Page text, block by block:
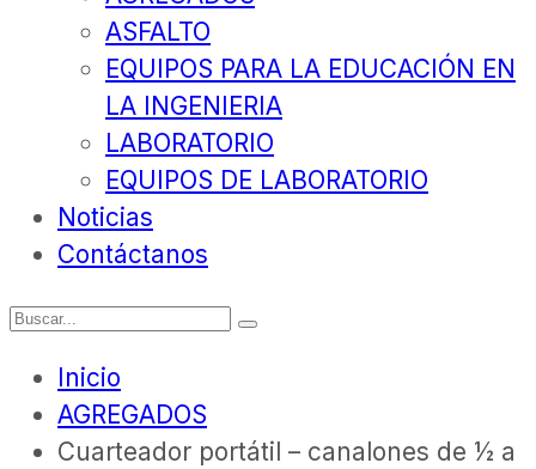
ASFALTO
EQUIPOS PARA LA EDUCACIÓN EN
LA INGENIERIA
LABORATORIO
EQUIPOS DE LABORATORIO
Noticias
Contáctanos
Inicio
AGREGADOS
Cuarteador portátil – canalones de ½ a